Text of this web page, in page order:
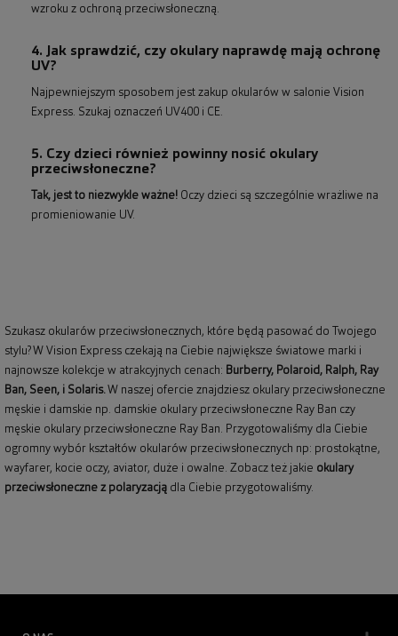
wzroku z ochroną przeciwsłoneczną.
4. Jak sprawdzić, czy okulary naprawdę mają ochronę
UV?
Najpewniejszym sposobem jest zakup okularów w salonie Vision
Express. Szukaj oznaczeń UV400 i CE.
5. Czy dzieci również powinny nosić okulary
przeciwsłoneczne?
Tak, jest to niezwykle ważne! Oczy dzieci są szczególnie wrażliwe na
promieniowanie UV.
Szukasz okularów przeciwsłonecznych, które będą pasować do Twojego
stylu? W Vision Express czekają na Ciebie największe światowe marki i
najnowsze kolekcje w atrakcyjnych cenach: Burberry, Polaroid , Ralph, Ray
Ban, Seen, i Solaris.W naszej ofercie znajdziesz okulary przeciwsłoneczne
męskie i damskie np. damskie okulary przeciwsłoneczne Ray Ban czy
męskie okulary przeciwsłoneczne Ray Ban. Przygotowaliśmy dla Ciebie
ogromny wybór kształtów okularów przeciwsłonecznych np: prostokątne,
wayfarer, kocie oczy, aviator, duże i owalne. Zobacz też jakie okulary
przeciwsłoneczne z polaryzacją dla Ciebie przygotowaliśmy.